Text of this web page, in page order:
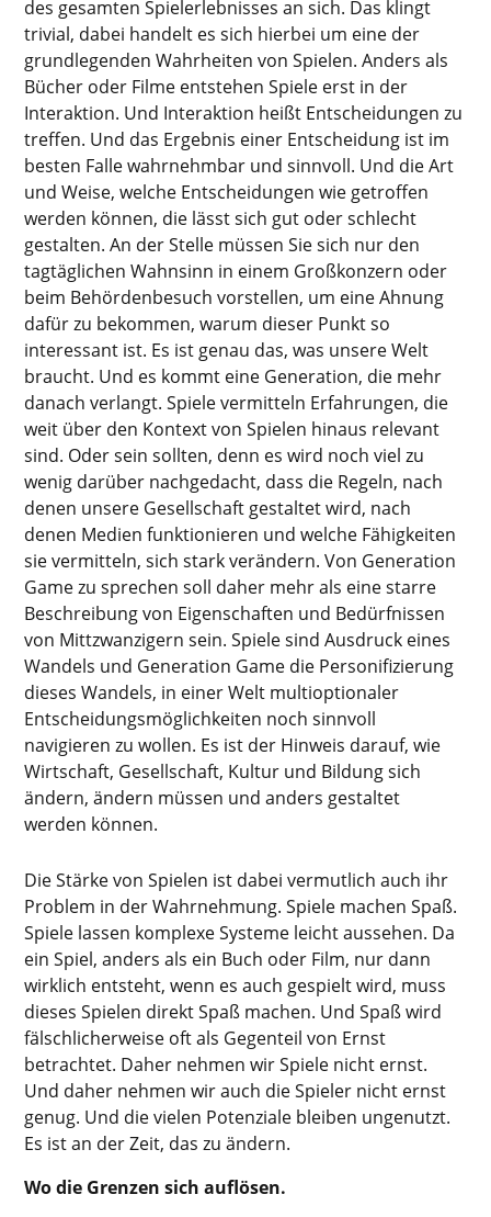
des gesamten Spielerlebnisses an sich. Das klingt
trivial, dabei handelt es sich hierbei um eine der
grundlegenden Wahrheiten von Spielen. Anders als
Bücher oder Filme entstehen Spiele erst in der
Interaktion. Und Interaktion heißt Entscheidungen zu
treffen. Und das Ergebnis einer Entscheidung ist im
besten Falle wahrnehmbar und sinnvoll. Und die Art
und Weise, welche Entscheidungen wie getroffen
werden können, die lässt sich gut oder schlecht
gestalten. An der Stelle müssen Sie sich nur den
tagtäglichen Wahnsinn in einem Großkonzern oder
beim Behördenbesuch vorstellen, um eine Ahnung
dafür zu bekommen, warum dieser Punkt so
interessant ist. Es ist genau das, was unsere Welt
braucht. Und es kommt eine Generation, die mehr
danach verlangt. Spiele vermitteln Erfahrungen, die
weit über den Kontext von Spielen hinaus relevant
sind. Oder sein sollten, denn es wird noch viel zu
wenig darüber nachgedacht, dass die Regeln, nach
denen unsere Gesellschaft gestaltet wird, nach
denen Medien funktionieren und welche Fähigkeiten
sie vermitteln, sich stark verändern. Von Generation
Game zu sprechen soll daher mehr als eine starre
Beschreibung von Eigenschaften und Bedürfnissen
von Mittzwanzigern sein. Spiele sind Ausdruck eines
Wandels und Generation Game die Personifizierung
dieses Wandels, in einer Welt multioptionaler
Entscheidungsmöglichkeiten noch sinnvoll
navigieren zu wollen. Es ist der Hinweis darauf, wie
Wirtschaft, Gesellschaft, Kultur und Bildung sich
ändern, ändern müssen und anders gestaltet
werden können.
Die Stärke von Spielen ist dabei vermutlich auch ihr
Problem in der Wahrnehmung. Spiele machen Spaß.
Spiele lassen komplexe Systeme leicht aussehen. Da
ein Spiel, anders als ein Buch oder Film, nur dann
wirklich entsteht, wenn es auch gespielt wird, muss
dieses Spielen direkt Spaß machen. Und Spaß wird
fälschlicherweise oft als Gegenteil von Ernst
betrachtet. Daher nehmen wir Spiele nicht ernst.
Und daher nehmen wir auch die Spieler nicht ernst
genug. Und die vielen Potenziale bleiben ungenutzt.
Es ist an der Zeit, das zu ändern.
Wo die Grenzen sich auflösen.